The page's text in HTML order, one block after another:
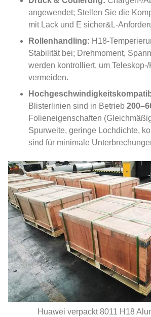
angewendet; Stellen Sie die
mit Lack und E sicher&L-
Rollenhandling: H18-
Stabilität bei; Drehmoment,
werden kontrolliert, um
vermeiden.
Blisterlinien sind in Betrieb
Folieneigenschaften
Spurweite, geringe Lochdichte,
sind für minimale
Huawei verpackt 8011 H18